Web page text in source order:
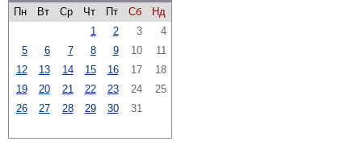
Пн
Вт Ср Чт Пт Сб
Нд
1
2 3
4
5
6 7 8 9 10
11
12
13 14 15 16 17
18
19
20 21 22 23 24
25
26
27 28 29 30 31